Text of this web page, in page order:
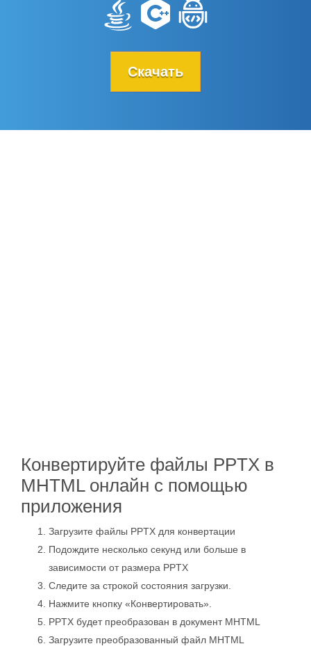
Скачать
Конвертируйте файлы PPTX в
MHTML онлайн с помощью
приложения
Загрузите файлы PPTX для конвертации
Подождите несколько секунд или больше в
зависимости от размера PPTX
Следите за строкой состояния загрузки.
Нажмите кнопку «Конвертировать».
PPTX будет преобразован в документ MHTML
Загрузите преобразованный файл MHTML